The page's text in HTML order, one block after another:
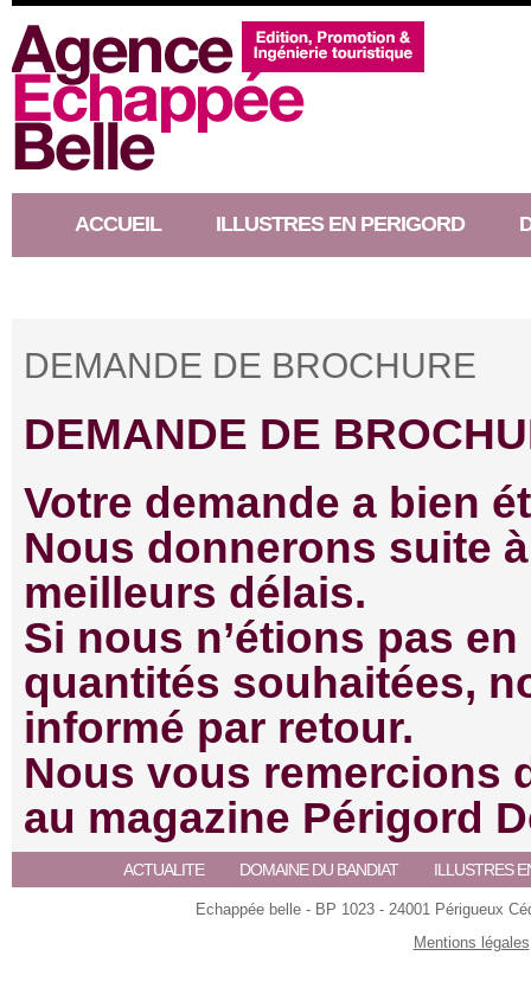
ACCUEIL ILLUSTRES EN PERIGORD
DEMANDE DE BROCHURE
DEMANDE DE
Votre demande a bien
Nous donnerons suite
meilleurs délais.
Si nous n’étions pas
quantités souhaitées,
informé par retour.
Nous vous remercions
au magazine Périgord
ACTUALITE DOMAINE DU BANDIAT ILLUSTRES
Echappée belle - BP 1023 - 24001 Périgueux
Mentions légales